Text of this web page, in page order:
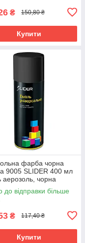
₴ 150,80 ₴
Купити
фарба чорна
9005 SLIDER 400 мл
аерозоль, чорна
балончику
до відправки більше
₴ 117,40 ₴
Купити